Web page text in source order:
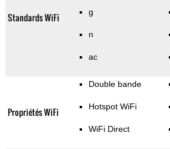
Standards WiFi g
n
ac
Propriétés WiFi
Double bande
Hotspot WiFi
WiFi Direct